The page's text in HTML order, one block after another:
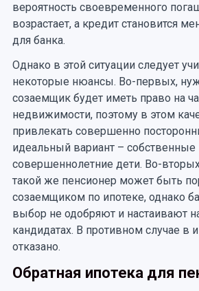
вероятность своевременного
возрастает, а кредит становится
для банка.
Однако в этой ситуации следует
некоторые нюансы. Во-первых,
созаемщик будет иметь право на
недвижимости, поэтому в этом
привлекать совершенно
идеальный вариант – собственные
совершеннолетние дети. Во-
такой же пенсионер может быть
созаемщиком по ипотеке, однако
выбор не одобряют и настаивают
кандидатах. В противном случае в
отказано.
Обратная ипотека для